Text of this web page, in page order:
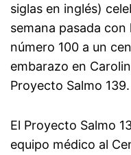
siglas en inglés)
semana pasada
número 100 a un
embarazo en
Proyecto Salmo 139.
El Proyecto Salmo
equipo médico al